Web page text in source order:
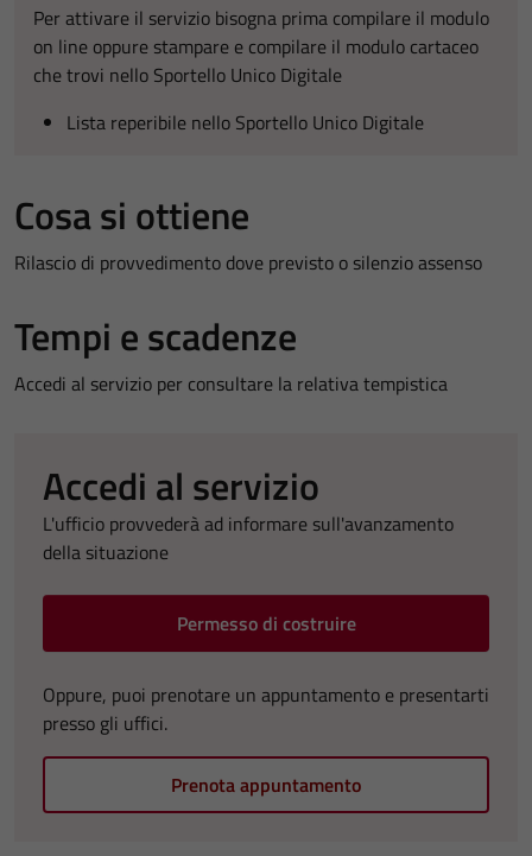
Per attivare il servizio bisogna prima compilare il modulo
on line oppure stampare e compilare il modulo cartaceo
che trovi nello Sportello Unico Digitale
Lista reperibile nello Sportello Unico Digitale
Cosa si ottiene
Rilascio di provvedimento dove previsto o silenzio assenso
Tempi e scadenze
Accedi al servizio per consultare la relativa tempistica
Accedi al servizio
L'ufficio provvederà ad informare sull'avanzamento
della situazione
Permesso di costruire
Oppure, puoi prenotare un appuntamento e presentarti
presso gli uffici.
Prenota appuntamento